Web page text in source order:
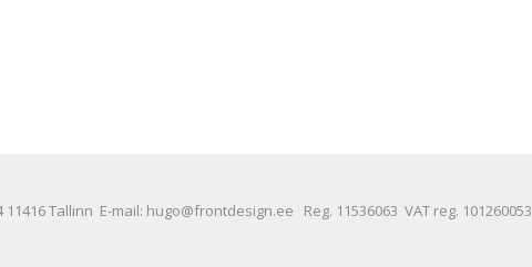
11416 Tallinn E-mail: hugo@frontdesign.ee Reg. 11536063 VAT reg. 101260053